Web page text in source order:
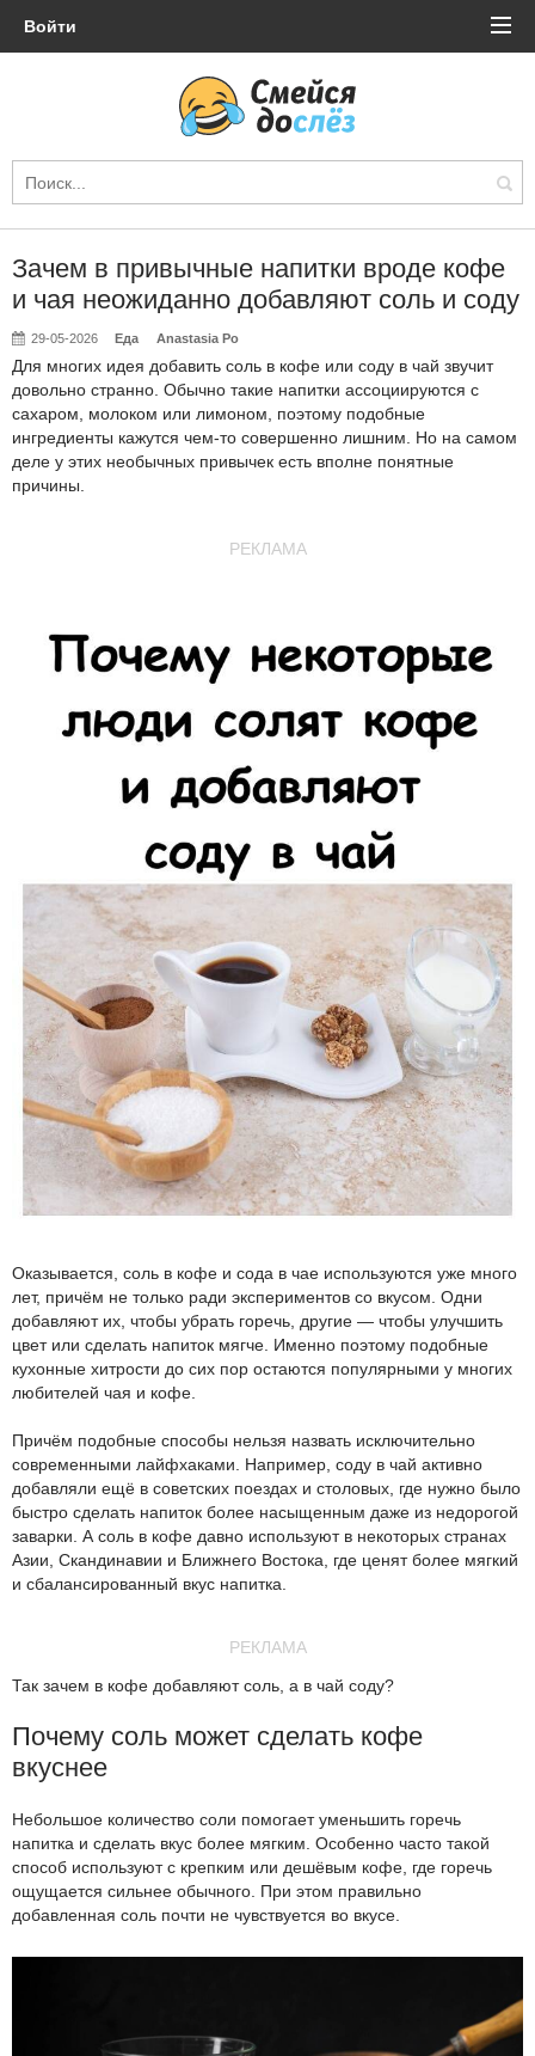
Войти
Зачем в привычные напитки вроде кофе
и чая неожиданно добавляют соль и соду
29-05-2026 Еда Anastasia Po
Для многих идея добавить соль в кофе или соду в чай звучит
довольно странно. Обычно такие напитки ассоциируются с
сахаром, молоком или лимоном, поэтому подобные
ингредиенты кажутся чем-то совершенно лишним. Но на самом
деле у этих необычных привычек есть вполне понятные
причины.
РЕКЛАМА
Оказывается, соль в кофе и сода в чае используются уже много
лет, причём не только ради экспериментов со вкусом. Одни
добавляют их, чтобы убрать горечь, другие — чтобы улучшить
цвет или сделать напиток мягче. Именно поэтому подобные
кухонные хитрости до сих пор остаются популярными у многих
любителей чая и кофе.
Причём подобные способы нельзя назвать исключительно
современными лайфхаками. Например, соду в чай активно
добавляли ещё в советских поездах и столовых, где нужно было
быстро сделать напиток более насыщенным даже из недорогой
заварки. А соль в кофе давно используют в некоторых странах
Азии, Скандинавии и Ближнего Востока, где ценят более мягкий
и сбалансированный вкус напитка.
РЕКЛАМА
Так зачем в кофе добавляют соль, а в чай соду?
Почему соль может сделать кофе
вкуснее
Небольшое количество соли помогает уменьшить горечь
напитка и сделать вкус более мягким. Особенно часто такой
способ используют с крепким или дешёвым кофе, где горечь
ощущается сильнее обычного. При этом правильно
добавленная соль почти не чувствуется во вкусе.